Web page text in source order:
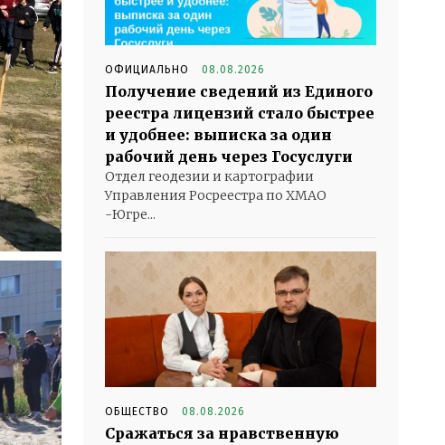
ОФИЦИАЛЬНО 08.08.2026
Получение сведений из Единого
реестра лицензий стало быстрее
и удобнее: выписка за один
рабочий день через Госуслуги
Отдел геодезии и картографии
Управления Росреестра по ХМАО
-Югре...
ОБЩЕСТВО 08.08.2026
Сражаться за нравственную